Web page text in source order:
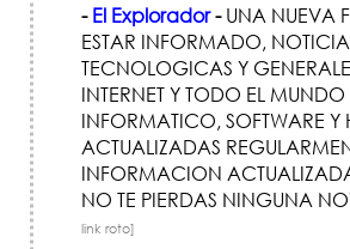
- El Explorador-UNA NUEVA
ESTAR INFORMADO,
TECNOLOGICAS Y
INTERNET Y TODO EL MUNDO
INFORMATICO, SOFTWARE Y
ACTUALIZADAS
INFORMACION
NO TE PIERDAS NINGUNA
link roto]